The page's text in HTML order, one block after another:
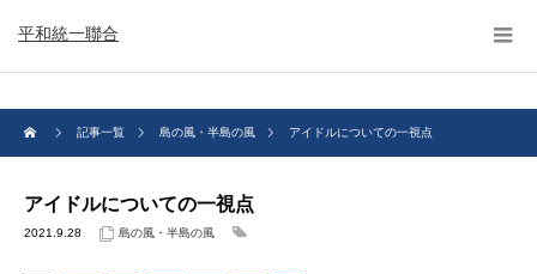
平和統一聯合
記事一覧 島の風・半島の風 アイドルについての一視点
アイドルについての一視点
2021.9.28 島の風・半島の風